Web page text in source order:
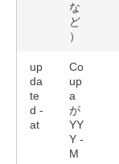
な
ど
）
up
da
te
d -
at
Co
up
a
が
YY
Y -
M